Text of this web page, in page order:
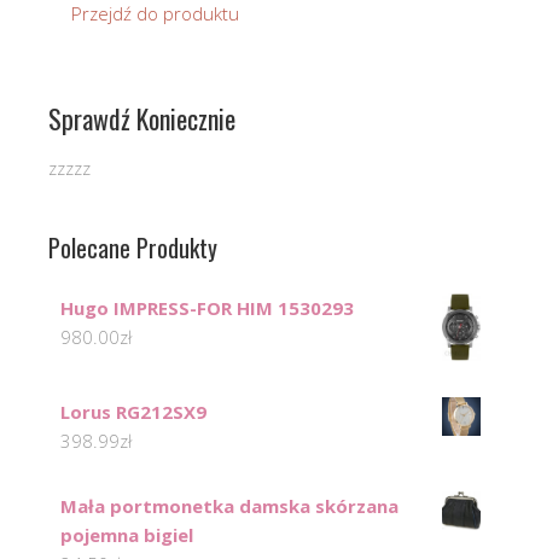
Przejdź do produktu
Sprawdź Koniecznie
zzzzz
Polecane Produkty
Hugo IMPRESS-FOR HIM 1530293
980.00zł
Lorus RG212SX9
398.99zł
Mała portmonetka damska skórzana
pojemna bigiel